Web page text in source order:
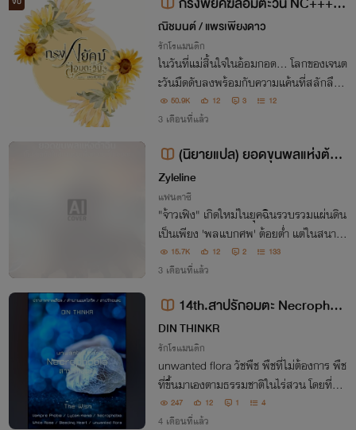
านฟรีไม่ติดเหรียญ
ณิชมนต์ / แพรเพียงดาว
รักโรแมนติก
​ในวันที่แม่สิ้นใจในอ้อมกอด... โลกของเจนต
ะวันมืดดับลงพร้อมกับความแค้นที่สลักลึกถึ
งกระดูก ​เธอหนีจากนรกที่เขาหยิบยื่นให้มาเริ่
มต้นชีวิตใหม่บนดอยสูง พร้อมกับความลับใ
50.9K 12 3 12
3 เดือนที่แล้ว
(นิยายแปล) ยอดขุนพลแห่งต้าฉิ
น เก็บสเตตัสในสนามรบเพื่อความเป็
นอมตะ
Zyleline
แฟนตาซี
"จ้าวเฟิง" เกิดใหม่ในยุคฉินรวบรวมแผ่นดิน
เป็นเพียง 'พลแบกศพ' ต้อยต่ำ แต่ในสนามร
บคือขุมทรัพย์! เพียงสัมผัสศพก็ได้ค่าพลังแ
ละอายุขัย ยิ่งฆ่ายิ่งเพิ่มทวีคูณ จากทหารหลั
15.7K 12 2 133
3 เดือนที่แล้ว
14th.สาปรักอมตะ Necrophob
ia : The Wish Series
DIN THINKR
รักโรแมนติก
unwanted flora วัชพืช พืชที่ไม่ต้องการ พืช
ที่ขึ้นมาเองตามธรรมชาติในไร่สวน โดยที่ผู้ดู
แลไม่ต้องการ
247 12 1 4
4 เดือนที่แล้ว